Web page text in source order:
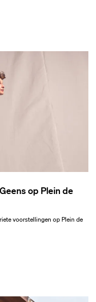
op Plein de
voorstellingen op Plein de